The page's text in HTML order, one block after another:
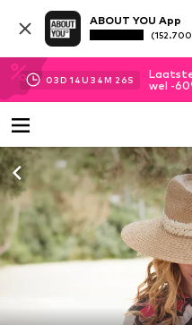
ABOUT YOU App
03D 14U 34M 24S
wel -